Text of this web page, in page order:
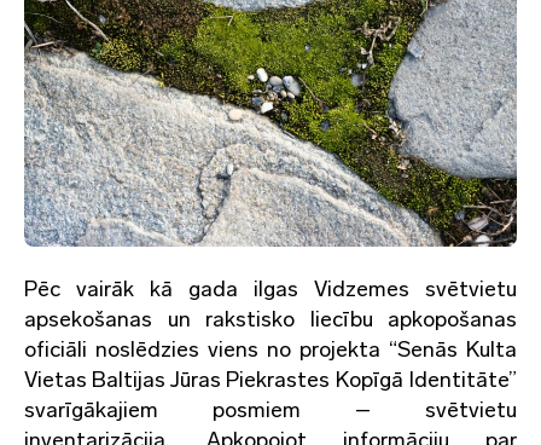
Pēc vairāk kā gada ilgas Vidzemes svētvietu
apsekošanas un rakstisko liecību apkopošanas
oficiāli noslēdzies viens no projekta “Senās Kulta
Vietas Baltijas Jūras Piekrastes Kopīgā Identitāte”
svarīgākajiem posmiem – svētvietu